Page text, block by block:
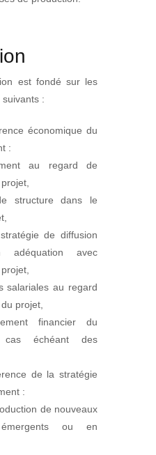
est fondé sur les
suivants :
économique du
:
au regard de
structure dans le
de diffusion
adéquation avec
salariales au regard
projet,
financier du
échéant des
de la stratégie
:
de nouveaux
ou en